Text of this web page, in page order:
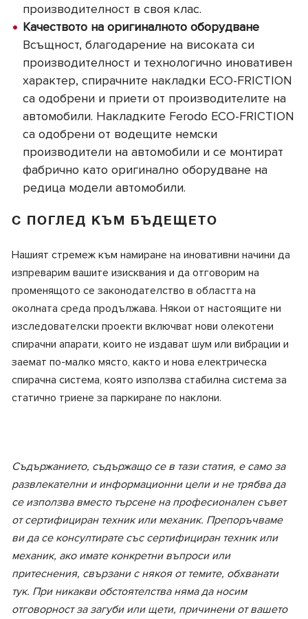
производителност в своя клас.
Качеството на оригиналното оборудване
Всъщност, благодарение на високата си
производителност и технологично иновативен
характер, спирачните накладки ECO-FRICTION
са одобрени и приети от производителите на
автомобили. Накладките Ferodo ECO-FRICTION
са одобрени от водещите немски
производители на автомобили и се монтират
фабрично като оригинално оборудване на
редица модели автомобили.
С ПОГЛЕД КЪМ БЪДЕЩЕТО
Нашият стремеж към намиране на иновативни начини да
изпреварим вашите изисквания и да отговорим на
променящото се законодателство в областта на
околната среда продължава. Някои от настоящите ни
изследователски проекти включват нови олекотени
спирачни апарати, които не издават шум или вибрации и
заемат по-малко място, както и нова електрическа
спирачна система, която използва стабилна система за
статично триене за паркиране по наклони.
Съдържанието, съдържащо се в тази статия, е само за
развлекателни и информационни цели и не трябва да
се използва вместо търсене на професионален съвет
от сертифициран техник или механик. Препоръчваме
ви да се консултирате със сертифициран техник или
механик, ако имате конкретни въпроси или
притеснения, свързани с някоя от темите, обхванати
тук. При никакви обстоятелства няма да носим
отговорност за загуби или щети, причинени от вашето